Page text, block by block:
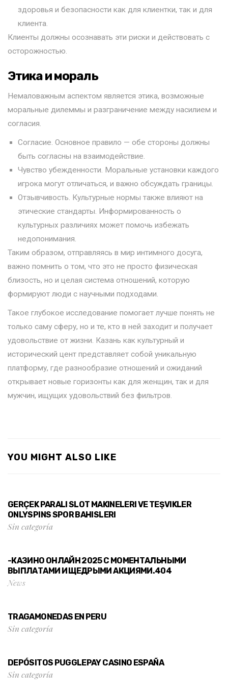
здоровья и безопасности как для клиентки, так и для
клиента.
Клиенты должны осознавать эти риски и действовать с
осторожностью.
Этика и мораль
Немаловажным аспектом является этика, возможные
моральные дилеммы и разграничение между насилием и
согласия.
Согласие. Основное правило — обе стороны должны
быть согласны на взаимодействие.
Чувство убежденности. Моральные установки каждого
игрока могут отличаться, и важно обсуждать границы.
Отзывчивость. Культурные нормы также влияют на
этические стандарты. Информированность о
культурных различиях может помочь избежать
недопонимания.
Таким образом, отправляясь в мир интимного досуга,
важно помнить о том, что это не просто физическая
близость, но и целая система отношений, которую
формируют люди с научными подходами.
Такое глубокое исследование помогает лучше понять не
только саму сферу, но и те, кто в ней заходит и получает
удовольствие от жизни. Казань как культурный и
исторический цент представляет собой уникальную
платформу, где разнообразие отношений и ожиданий
открывает новые горизонты как для женщин, так и для
мужчин, ищущих удовольствий без фильтров.
YOU MIGHT ALSO LIKE
GERÇEK PARALI SLOT MAKINELERI VE TEŞVIKLER
ONLYSPINS SPOR BAHISLERI
Sin categoría
-КАЗИНО ОНЛАЙН 2025 С МОМЕНТАЛЬНЫМИ
ВЫПЛАТАМИ И ЩЕДРЫМИ АКЦИЯМИ.404
News
TRAGAMONEDAS EN PERU
Sin categoría
DEPÓSITOS PUGGLEPAY CASINO ESPAÑA
Sin categoría